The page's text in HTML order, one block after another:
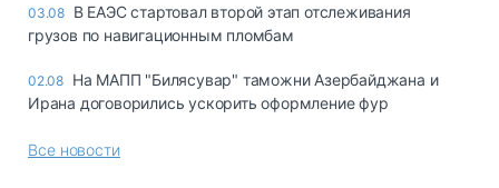
03.08 В ЕАЭС стартовал второй этап отслеживания
грузов по навигационным пломбам
02.08 На МАПП "Билясувар" таможни Азербайджана и
Ирана договорились ускорить оформление фур
Все новости